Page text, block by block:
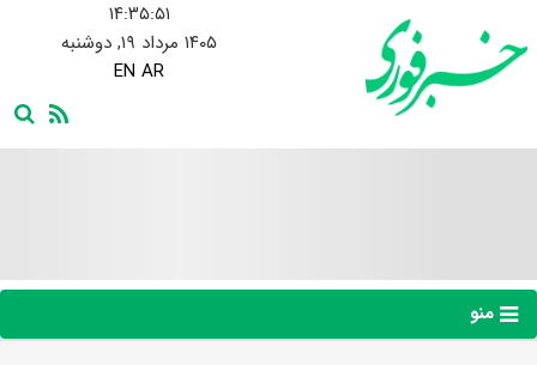
۱۴:۳۵:۵۲
۱۴۰۵ مرداد ۱۹, دوشنبه
EN AR
منو